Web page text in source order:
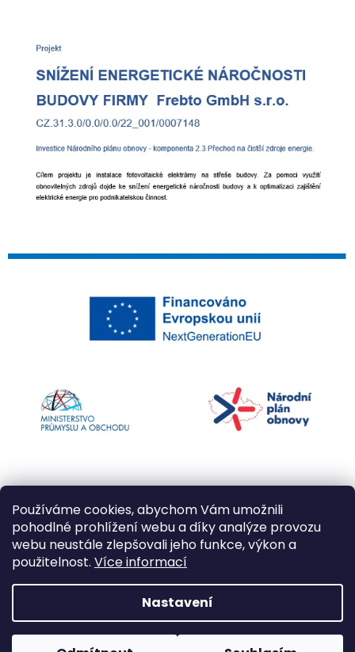
Používáme cookies, abychom Vám umožnili
pohodlné prohlížení webu a díky analýze provozu
webu neustále zlepšovali jeho funkce, výkon a
použitelnost. Více informací
Nastavení
Vytvořil Shoptet
Copyright 2026Kapří kuličky. Všechna práva